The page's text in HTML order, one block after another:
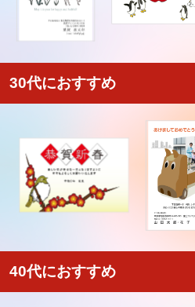
30代におすすめ
40代におすすめ